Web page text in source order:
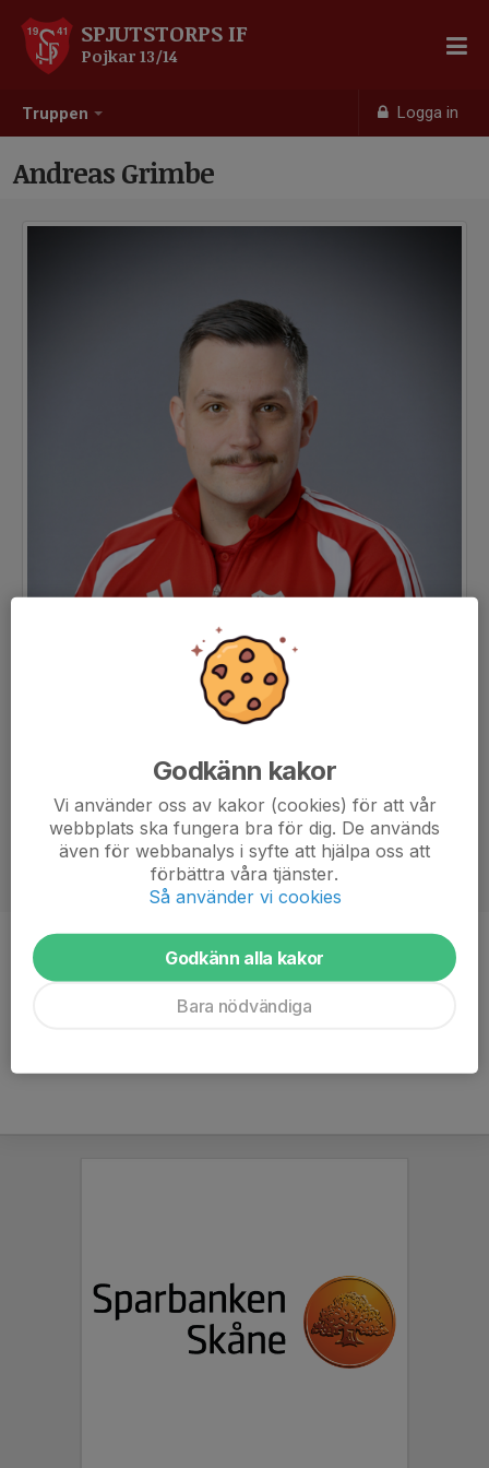
Truppen Logga in
SPJUTSTORPS IF
Pojkar 13/14
Andreas Grimbe
Titel
Tränare
Godkänn kakor
Vi använder oss av kakor (cookies) för att vår
webbplats ska fungera bra för dig. De används
även för webbanalys i syfte att hjälpa oss att
förbättra våra tjänster.
Så använder vi cookies
Godkänn alla kakor
Bara nödvändiga